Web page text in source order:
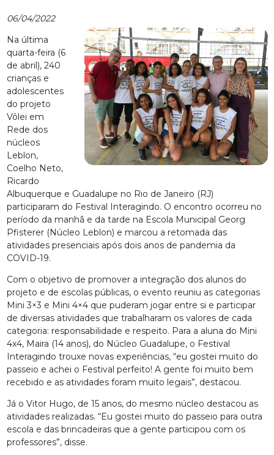
06/04/2022
Na última
quarta-feira (6
de abril), 240
crianças e
adolescentes
do projeto
Vôlei em
Rede dos
núcleos
Leblon,
Coelho Neto,
Ricardo
Albuquerque e Guadalupe no Rio de Janeiro (RJ)
participaram do Festival Interagindo. O encontro ocorreu no
período da manhã e da tarde na Escola Municipal Georg
Pfisterer (Núcleo Leblon) e marcou a retomada das
atividades presenciais após dois anos de pandemia da
COVID-19.
Com o objetivo de promover a integração dos alunos do
projeto e de escolas públicas, o evento reuniu as categorias
Mini 3×3 e Mini 4×4 que puderam jogar entre si e participar
de diversas atividades que trabalharam os valores de cada
categoria: responsabilidade e respeito. Para a aluna do Mini
4x4, Maira (14 anos), do Núcleo Guadalupe, o Festival
Interagindo trouxe novas experiências, “eu gostei muito do
passeio e achei o Festival perfeito! A gente foi muito bem
recebido e as atividades foram muito legais”, destacou.
Já o Vitor Hugo, de 15 anos, do mesmo núcleo destacou as
atividades realizadas. “Eu gostei muito do passeio para outra
escola e das brincadeiras que a gente participou com os
professores”, disse.